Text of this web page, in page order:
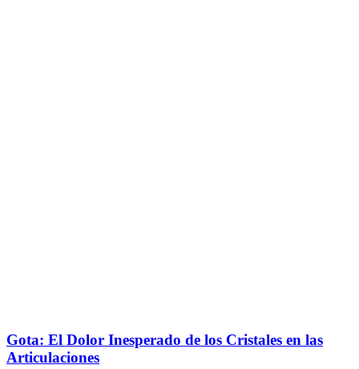
Gota: El Dolor Inesperado de los Cristales en las
Articulaciones